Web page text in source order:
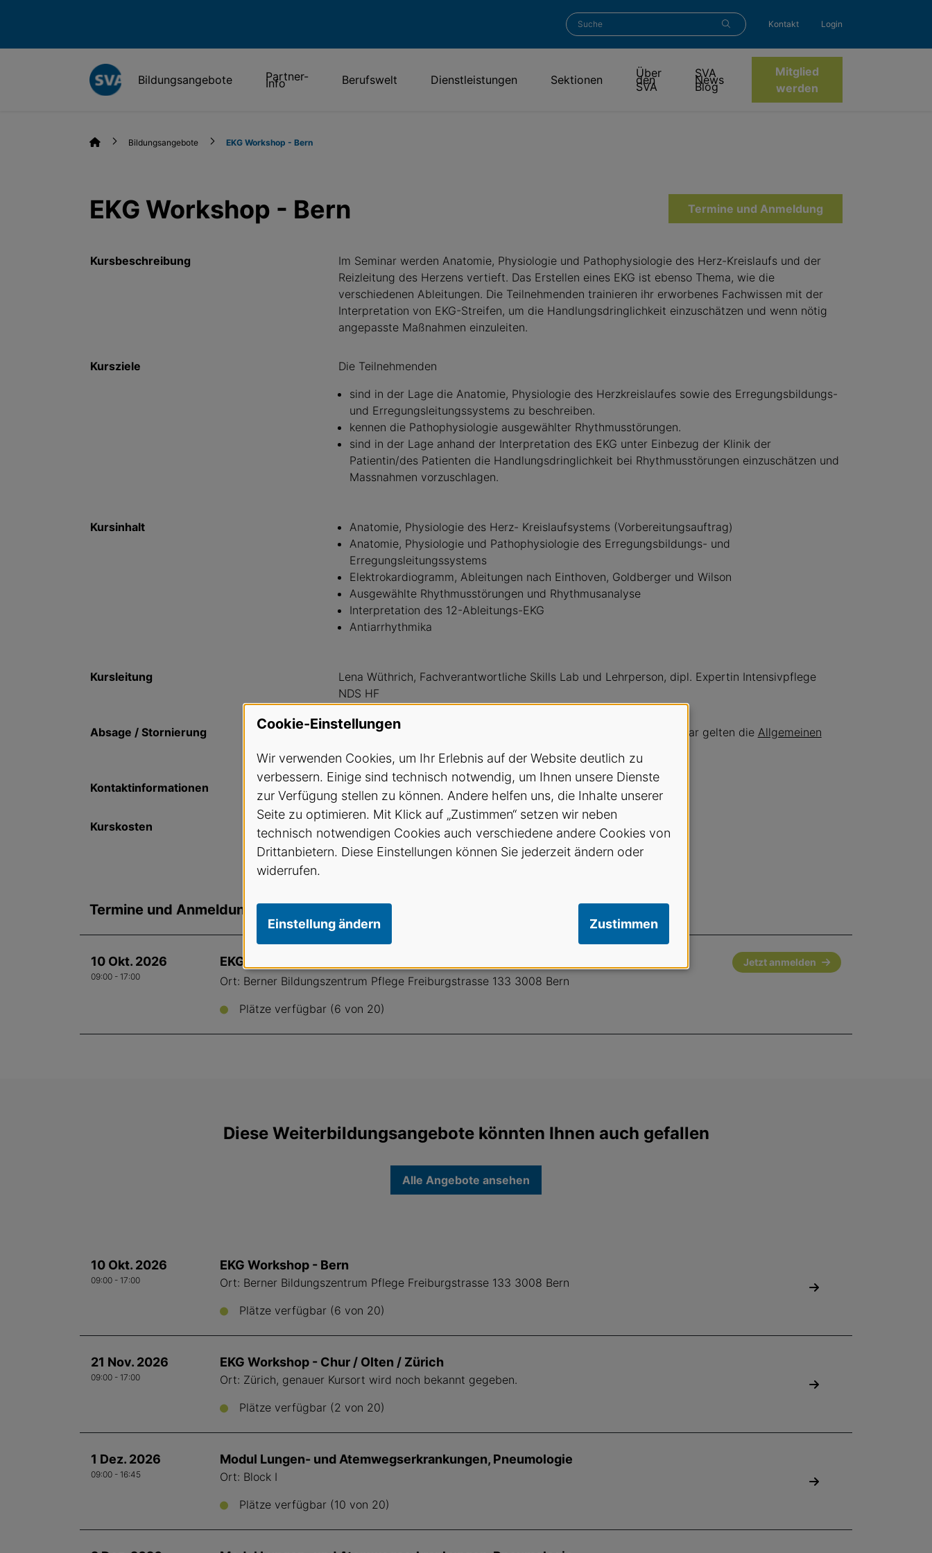
Kontakt Login
Bildungsangebote Partner-
Info Berufswelt Dienstleistungen Sektionen Über
den
SVA
SVA
News
Blog
Mitglied
werden
Bildungsangebote EKG Workshop - Bern
EKG Workshop - Bern Termine und Anmeldung
Kursbeschreibung
Im Seminar werden Anatomie, Physiologie und Pathophysiologie des Herz-Kreislaufs und der
Reizleitung des Herzens vertieft. Das Erstellen eines EKG ist ebenso Thema, wie die
verschiedenen Ableitungen. Die Teilnehmenden trainieren ihr erworbenes Fachwissen mit der
Interpretation von EKG-Streifen, um die Handlungsdringlichkeit einzuschätzen und wenn nötig
angepasste Maßnahmen einzuleiten.
Kursziele
Die Teilnehmenden
sind in der Lage die Anatomie, Physiologie des Herzkreislaufes sowie des Erregungsbildungs-
und Erregungsleitungssystems zu beschreiben.
kennen die Pathophysiologie ausgewählter Rhythmusstörungen.
sind in der Lage anhand der Interpretation des EKG unter Einbezug der Klinik der
Patientin/des Patienten die Handlungsdringlichkeit bei Rhythmusstörungen einzuschätzen und
Massnahmen vorzuschlagen.
Kursinhalt
Anatomie, Physiologie des Herz- Kreislaufsystems (Vorbereitungsauftrag)
Anatomie, Physiologie und Pathophysiologie des Erregungsbildungs- und
Erregungsleitungssystems
Elektrokardiogramm, Ableitungen nach Einthoven, Goldberger und Wilson
Ausgewählte Rhythmusstörungen und Rhythmusanalyse
Interpretation des 12-Ableitungs-EKG
Antiarrhythmika
Kursleitung
Lena Wüthrich, Fachverantwortliche Skills Lab und Lehrperson, dipl. Expertin Intensivpflege
NDS HF
Absage / Stornierung Betreffend Absage der Teilnahme oder Nichterscheinen zum Seminar gelten die Allgemeinen
Kontaktinformationen bildung@sva.ch / Tel. 031 512 25 90
Kurskosten SVA Mitglieder CHF 175.- Nichtmitglieder CHF 250.-
Termine und Anmeldung
10 Okt. 2026
09:00 - 17:00
EKG Workshop - Bern Jetzt anmelden
Ort: Berner Bildungszentrum Pflege Freiburgstrasse 133 3008 Bern
Plätze verfügbar (6 von 20)
Diese Weiterbildungsangebote könnten Ihnen auch gefallen
Alle Angebote ansehen
10 Okt. 2026
09:00 - 17:00
EKG Workshop - Bern
Ort: Berner Bildungszentrum Pflege Freiburgstrasse 133 3008 Bern
Plätze verfügbar (6 von 20)
21 Nov. 2026
09:00 - 17:00
EKG Workshop - Chur / Olten / Zürich
Ort: Zürich, genauer Kursort wird noch bekannt gegeben.
Plätze verfügbar (2 von 20)
1 Dez. 2026
09:00 - 16:45
Modul Lungen- und Atemwegserkrankungen, Pneumologie
Ort: Block I
Plätze verfügbar (10 von 20)
Cookie-Einstellungen
Wir verwenden Cookies, um Ihr Erlebnis auf der Website deutlich zu
verbessern. Einige sind technisch notwendig, um Ihnen unsere Dienste
zur Verfügung stellen zu können. Andere helfen uns, die Inhalte unserer
Seite zu optimieren. Mit Klick auf „Zustimmen“ setzen wir neben
technisch notwendigen Cookies auch verschiedene andere Cookies von
Drittanbietern. Diese Einstellungen können Sie jederzeit ändern oder
widerrufen.
Einstellung ändern Zustimmen